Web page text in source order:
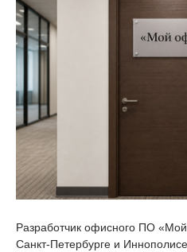
Разработчик офисного ПО
Санкт-Петербурге и